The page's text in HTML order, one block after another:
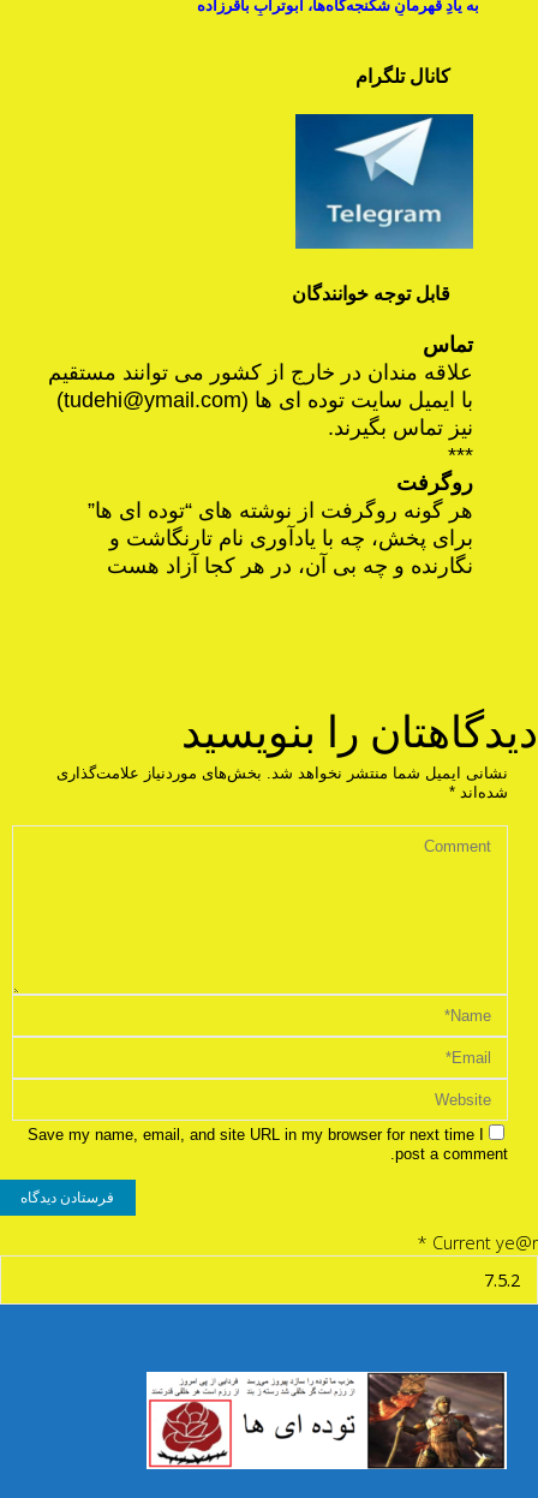
به یادِ قهرمانِ شکنجه‌گاه‌ها، ابوترابِ باقرزاده
کانال تلگرام
قابل توجه خوانندگان
تماس
علاقه مندان در خارج از کشور می توانند مستقیم
با ایمیل سایت توده ای ها (tudehi@ymail.com
)
نیز تماس بگیرند.
***
روگرفت
هر گونه روگرفت از نوشته های “توده ای ها”
برای پخش، چه با یادآوری نام تارنگاشت و
نگارنده و چه بی آن، در هر کجا آزاد هست
دیدگاهتان را بنویسید
نشانی ایمیل شما منتشر نخواهد شد.
بخش‌های موردنیاز علامت‌گذاری
شده‌اند *
Save my name, email, and site URL in my browser for next time I
post a comment.
Current ye@r
*